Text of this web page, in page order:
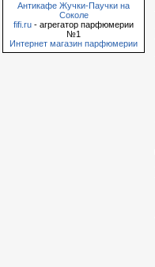
Антикафе Жучки-Паучки на
Соколе
fifi.ru - агрегатор парфюмерии
№1
Интернет магазин парфюмерии